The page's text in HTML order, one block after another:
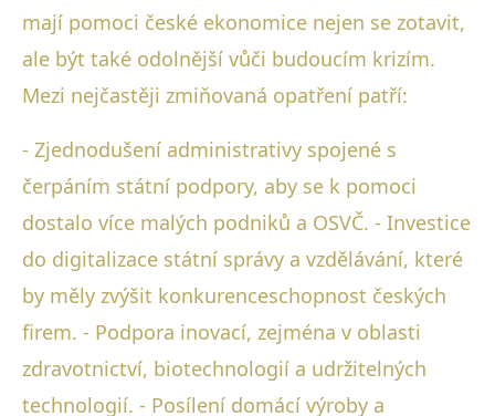
mají pomoci české ekonomice nejen se zotavit,
ale být také odolnější vůči budoucím krizím.
Mezi nejčastěji zmiňovaná opatření patří:
- Zjednodušení administrativy spojené s
čerpáním státní podpory, aby se k pomoci
dostalo více malých podniků a OSVČ. - Investice
do digitalizace státní správy a vzdělávání, které
by měly zvýšit konkurenceschopnost českých
firem. - Podpora inovací, zejména v oblasti
zdravotnictví, biotechnologií a udržitelných
technologií. - Posílení domácí výroby a